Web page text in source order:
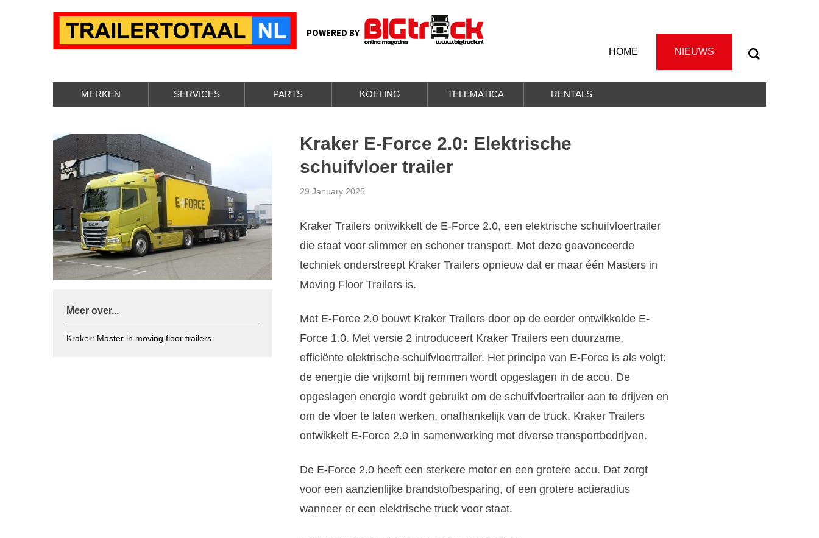
POWERED BY
HOME NIEUWS
MERKEN SERVICES PARTS KOELING TELEMATICA RENTALS
Kraker E-Force 2.0: Elektrische
schuifvloer trailer
29 January 2025
Kraker Trailers ontwikkelt de E-Force 2.0, een elektrische schuifvloertrailer
die staat voor slimmer en schoner transport. Met deze geavanceerde
techniek onderstreept Kraker Trailers opnieuw dat er maar één Masters in
Moving Floor Trailers is.
Met E-Force 2.0 bouwt Kraker Trailers door op de eerder ontwikkelde E-
Force 1.0. Met versie 2 introduceert Kraker Trailers een duurzame,
efficiënte elektrische schuifvloertrailer. Het principe van E-Force is als volgt:
de energie die vrijkomt bij remmen wordt opgeslagen in de accu. De
opgeslagen energie wordt gebruikt om de schuifvloertrailer aan te drijven en
om de vloer te laten werken, onafhankelijk van de truck. Kraker Trailers
ontwikkelt E-Force 2.0 in samenwerking met diverse transportbedrijven.
De E-Force 2.0 heeft een sterkere motor en een grotere accu. Dat zorgt
voor een aanzienlijke brandstofbesparing, of een grotere actieradius
wanneer er een elektrische truck voor staat.
Meer over...
Kraker: Master in moving floor trailers